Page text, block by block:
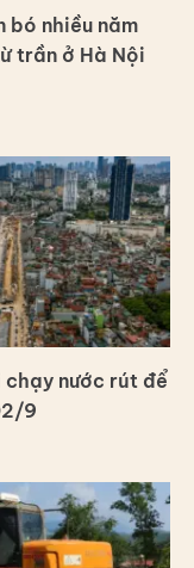
bó nhiều năm
trần ở Hà Nội
chạy nước rút để
9